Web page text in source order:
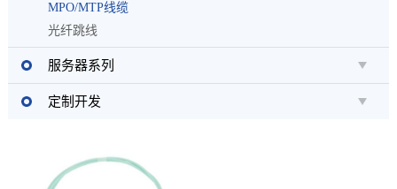
MPO/MTP线缆
光纤跳线
服务器系列
定制开发